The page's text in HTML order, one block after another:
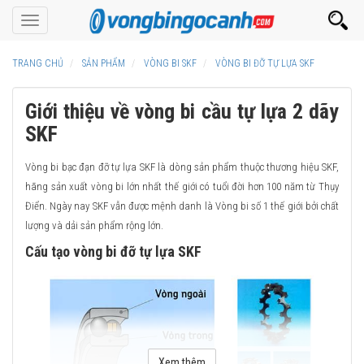
Toggle
navigation
TRANG CHỦ SẢN PHẨM VÒNG BI SKF VÒNG BI ĐỠ TỰ LỰA SKF
Giới thiệu về vòng bi cầu tự lựa 2 dãy
SKF
Vòng bi bạc đạn đỡ tự lựa SKF là dòng sản phẩm thuộc thương hiệu SKF,
hãng sản xuất vòng bi lớn nhất thế giới có tuổi đời hơn 100 năm từ Thụy
Điển. Ngày nay SKF vẫn được mệnh danh là Vòng bi số 1 thế giới bởi chất
lượng và dải sản phẩm rộng lớn.
Cấu tạo vòng bi đỡ tự lựa SKF